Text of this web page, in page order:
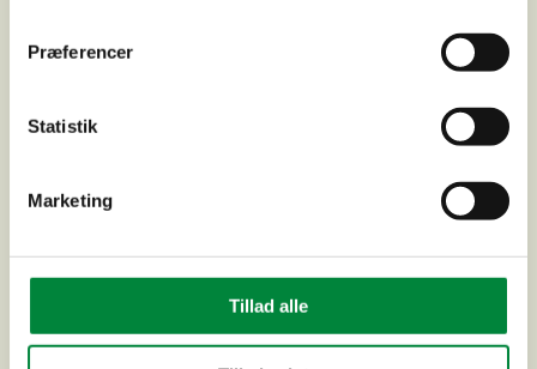
Præferencer
Statistik
Marketing
Tillad alle
Boringer i Tisvilde Hegn, Vejby Vandforsyning